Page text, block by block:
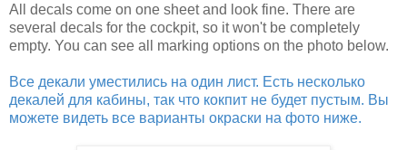
All decals come on one sheet and look fine. There are
several decals for the cockpit, so it won't be completely
empty. You can see all marking options on the photo below.
Все декали уместились на один лист. Есть несколько
декалей для кабины, так что кокпит не будет пустым. Вы
можете видеть все варианты окраски на фото ниже.